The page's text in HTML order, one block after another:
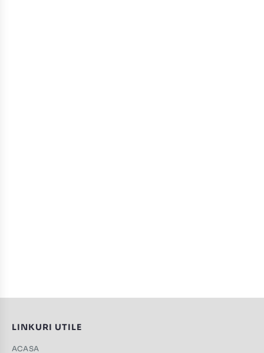
LINKURI UTILE
ACASA